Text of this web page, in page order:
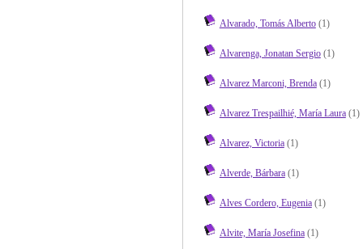
Alvarado, Tomás Alberto(1)
Alvarenga, Jonatan Sergio(1)
Alvarez Marconi, Brenda(1)
Alvarez Trespailhié, María Laura(1)
Alvarez, Victoria(1)
Alverde, Bárbara(1)
Alves Cordero, Eugenia(1)
Alvite, María Josefina(1)